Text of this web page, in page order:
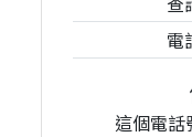
電
這個電